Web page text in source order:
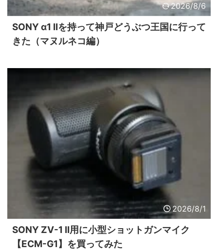
2026/8/6
SONY α1 IIを持って神戸どうぶつ王国に行って
きた（マヌルネコ編）
2026/8/1
SONY ZV-1 II用に小型ショットガンマイク
【ECM-G1】を買ってみた